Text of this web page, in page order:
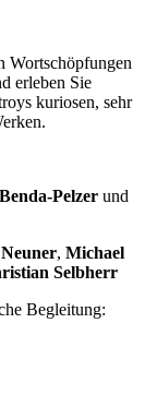
Wortschöpfungen
erleben Sie
kuriosen, sehr
Pelzer und
, Michael
Selbherr
Begleitung: